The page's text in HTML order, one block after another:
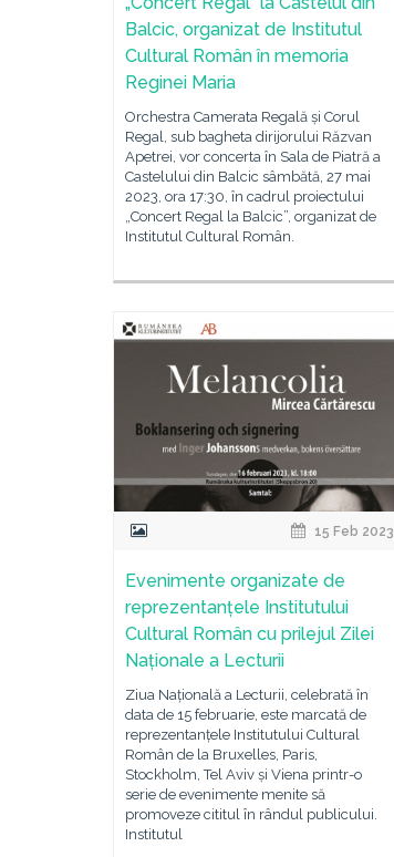
Balcic, organizat de Institutul
Cultural Român în memoria
Reginei Maria
Orchestra Camerata Regală și Corul
Regal, sub bagheta dirijorului Răzvan
Apetrei, vor concerta în Sala de Piatră a
Castelului din Balcic sâmbătă, 27 mai
2023, ora 17:30, în cadrul proiectului
„Concert Regal la Balcic”, organizat de
Institutul Cultural Român.
15 Feb 2023
Evenimente organizate de
reprezentanțele Institutului
Cultural Român cu prilejul Zilei
Naționale a Lecturii
Ziua Națională a Lecturii, celebrată în
data de 15 februarie, este marcată de
reprezentanțele Institutului Cultural
Român de la Bruxelles, Paris,
Stockholm, Tel Aviv și Viena printr-o
serie de evenimente menite să
promoveze cititul în rândul publicului.
Institutul